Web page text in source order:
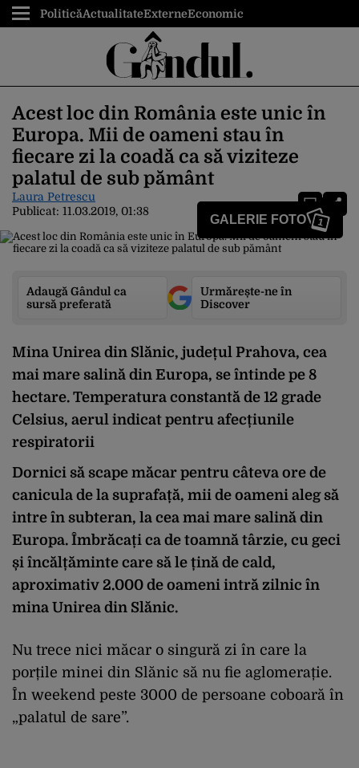
PoliticăActualitateExterneEconomic
Acest loc din România este unic în
Europa. Mii de oameni stau în
fiecare zi la coadă ca să viziteze
palatul de sub pământ
Laura Petrescu
Publicat: 11.03.2019, 01:38
GALERIE FOTO 1
Adaugă Gândul ca
sursă preferată
Urmărește-ne în
Discover
Mina Unirea din Slănic, județul Prahova, cea
mai mare salină din Europa, se întinde pe 8
hectare. Temperatura constantă de 12 grade
Celsius, aerul indicat pentru afecțiunile
respiratorii
Dornici să scape măcar pentru câteva ore de
canicula de la suprafață, mii de oameni aleg să
intre în subteran, la cea mai mare salină din
Europa. Îmbrăcați ca de toamnă târzie, cu geci
și încălțăminte care să le țină de cald,
aproximativ 2.000 de oameni intră zilnic în
mina Unirea din Slănic.
Nu trece nici măcar o singură zi în care la
porțile minei din Slănic să nu fie aglomerație.
În weekend peste 3000 de persoane coboară în
„palatul de sare”.